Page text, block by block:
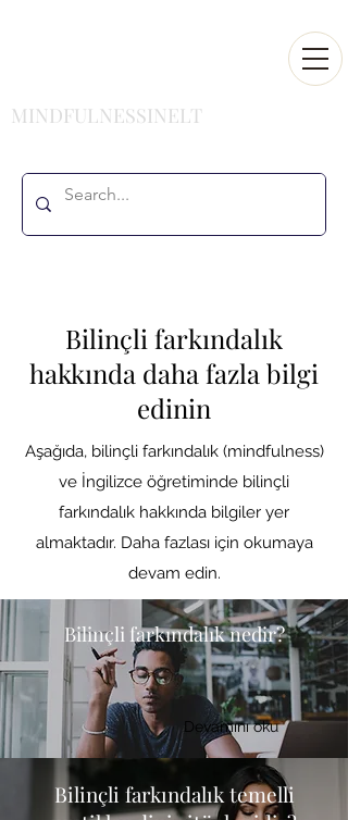
MINDFULNESSINELT
Bilinçli farkındalık
hakkında daha fazla bilgi
edinin
Aşağıda, bilinçli farkındalık (mindfulness)
ve İngilizce öğretiminde bilinçli
farkındalık hakkında bilgiler yer
almaktadır. Daha fazlası için okumaya
devam edin.
Bilinçli farkındalık nedir?
Devamını oku
Bilinçli farkındalık temelli